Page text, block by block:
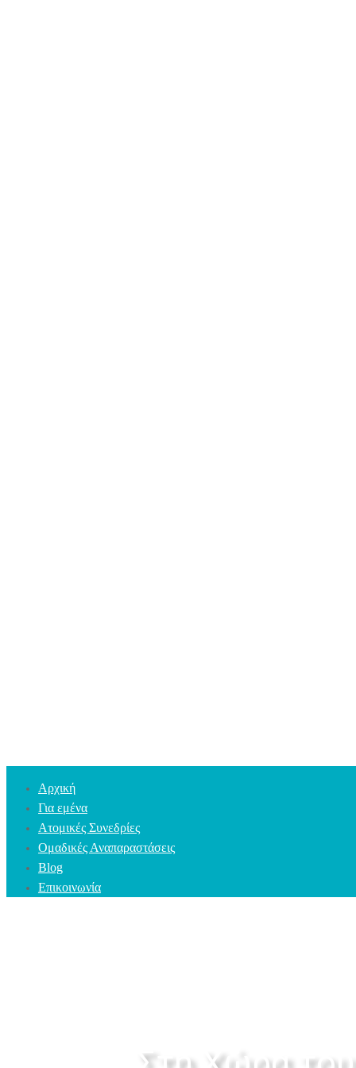
Αρχική
Για εμένα
Ατομικές Συνεδρίες
Ομαδικές Αναπαραστάσεις
Blog
Επικοινωνία